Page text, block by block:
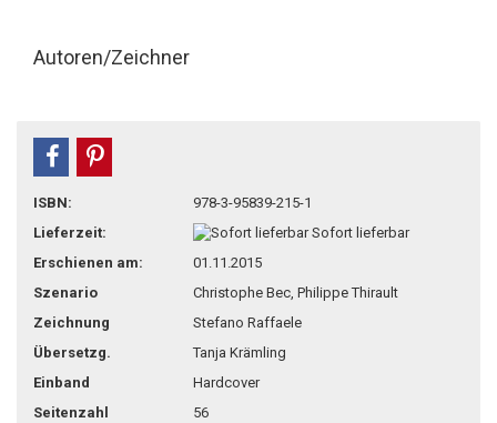
Autoren/Zeichner
teilen
ISBN:
978-3-95839-215-1
Lieferzeit:
Sofort lieferbar
Erschienen am:
01.11.2015
Szenario
Christophe Bec, Philippe Thirault
Zeichnung
Stefano Raffaele
Übersetzg.
Tanja Krämling
Einband
Hardcover
Seitenzahl
56